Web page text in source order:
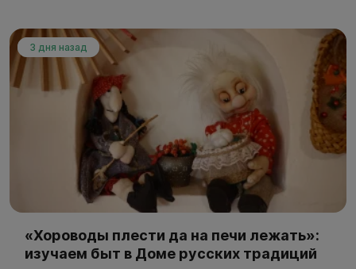
3 дня назад
«Хороводы плести да на печи лежать»:
изучаем быт в Доме русских традиций